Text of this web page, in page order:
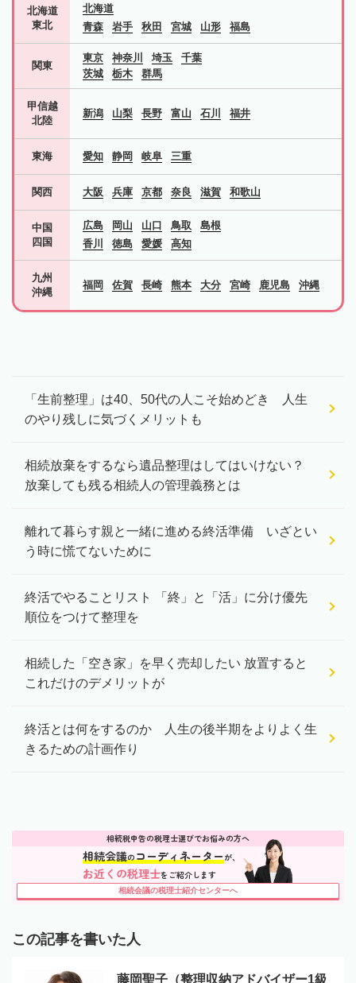
北海道
東北
北海道
青森
岩手 秋田 宮城 山形 福島
関東
東京 神奈川 埼玉
千葉
茨城
栃木 群馬
甲信越
北陸
新潟 山梨 長野 富山 石川 福井
東海 愛知 静岡 岐阜 三重
関西 大阪 兵庫 京都 奈良 滋賀 和歌山
中国
四国
広島 岡山 山口 鳥取
島根
香川
徳島 愛媛 高知
九州
沖縄
福岡 佐賀 長崎 熊本 大分 宮崎 鹿児島 沖縄
「生前整理」は40、50代の人こそ始めどき 人生
のやり残しに気づくメリットも
相続放棄をするなら遺品整理はしてはいけない？
放棄しても残る相続人の管理義務とは
離れて暮らす親と一緒に進める終活準備 いざとい
う時に慌てないために
終活でやることリスト 「終」と「活」に分け優先
順位をつけて整理を
相続した「空き家」を早く売却したい 放置すると
これだけのデメリットが
終活とは何をするのか 人生の後半期をよりよく生
きるための計画作り
相続税申告の税理士選びでお悩みの方へ
相続会議の コーディネーター が、
お近くの税理士をご紹介します
相続会議の税理士紹介センターへ
この記事を書いた人
藤岡聖子（整理収納アドバイザー1級